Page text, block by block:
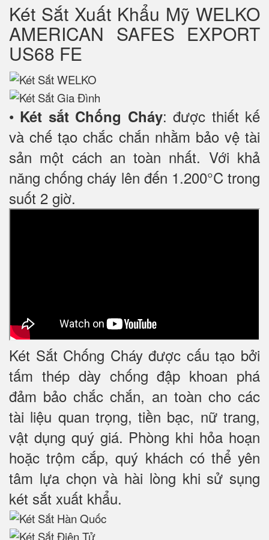
Két Sắt Xuất Khẩu Mỹ WELKO
AMERICAN SAFES EXPORT
US68 FE
• Két sắt Chống Cháy: được thiết kế
và chế tạo chắc chắn nhằm bảo vệ tài
sản một cách an toàn nhất. Với khả
năng chống cháy lên đến 1.200°C trong
suốt 2 giờ.
Két Sắt Chống Cháy được cấu tạo bởi
tấm thép dày chống đập khoan phá
đảm bảo chắc chắn, an toàn cho các
tài liệu quan trọng, tiền bạc, nữ trang,
vật dụng quý giá. Phòng khi hỏa hoạn
hoặc trộm cắp, quý khách có thể yên
tâm lựa chọn và hài lòng khi sử sụng
két sắt xuất khẩu.